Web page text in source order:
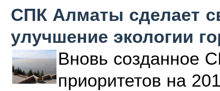
СПК Алматы сделает
улучшение экологии
Вновь созданное
приоритетов на